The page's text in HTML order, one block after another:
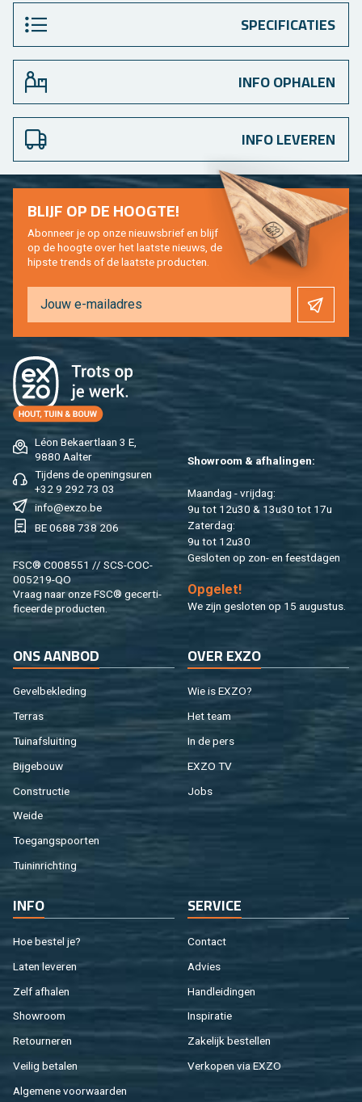
SPECIFICATIES
INFO OPHALEN
INFO LEVEREN
Léon Be­kaert­laan 3 E,
9880 Aal­ter
Tij­dens de ope­nings­uren
+32 9 292 73 03
info@​exzo.​be
BE 0688 738 206
FSC® C008551 // SCS-COC-
005219-QO
Vraag naar onze FSC® ge­cer­ti­
fi­ceer­de pro­duc­ten.
Show­room & af­ha­lin­gen:
Maan­dag - vrij­dag:
9u tot 12u30 & 13u30 tot 17u
Za­ter­dag:
9u tot 12u30
Ge­slo­ten op zon- en feest­da­gen
Op­ge­let!
We zijn ge­slo­ten op 15 au­gus­tus.
BLIJF OP DE HOOG­TE!
Abon­neer je op onze nieuws­brief en blijf
op de hoog­te over het laat­ste nieuws, de
hip­s­te trends of de laat­ste pro­duc­ten.
ONS AAN­BOD
Ge­vel­be­kle­ding
Ter­ras
Tuin­af­slui­ting
Bij­ge­bouw
Con­struc­tie
Weide
Toe­gangs­poor­ten
Tuin­in­rich­ting
OVER EXZO
Wie is EXZO?
Het team
In de pers
EXZO TV
Jobs
INFO
Hoe be­stel je?
Laten le­ve­ren
Zelf af­ha­len
Show­room
Re­tour­ne­ren
Vei­lig be­ta­len
Al­ge­me­ne voor­waar­den
SER­VI­CE
Con­tact
Ad­vies
Hand­lei­din­gen
In­spi­ra­tie
Za­ke­lijk be­stel­len
Ver­ko­pen via EXZO